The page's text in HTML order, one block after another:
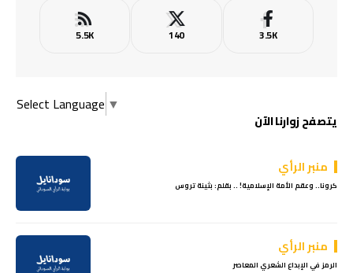
3.5K
140
5.5K
Select Language ▼
يتصفح زوارنا الآن
منبر الرأي
كرونا.. وعقم الأمة الإسلامية! .. بقلم: بثينة تروس
منبر الرأي
الرمز في الإبداع الشعري المعاصر